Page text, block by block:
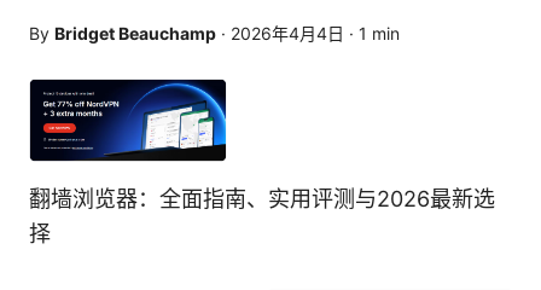
By Bridget Beauchamp · 2026年4月4日 · 1 min
翻墙浏览器：全面指南、实用评测与2026最新选
择